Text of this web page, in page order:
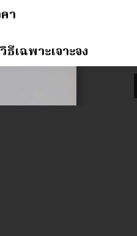
า
เฉพาะเจาะจง